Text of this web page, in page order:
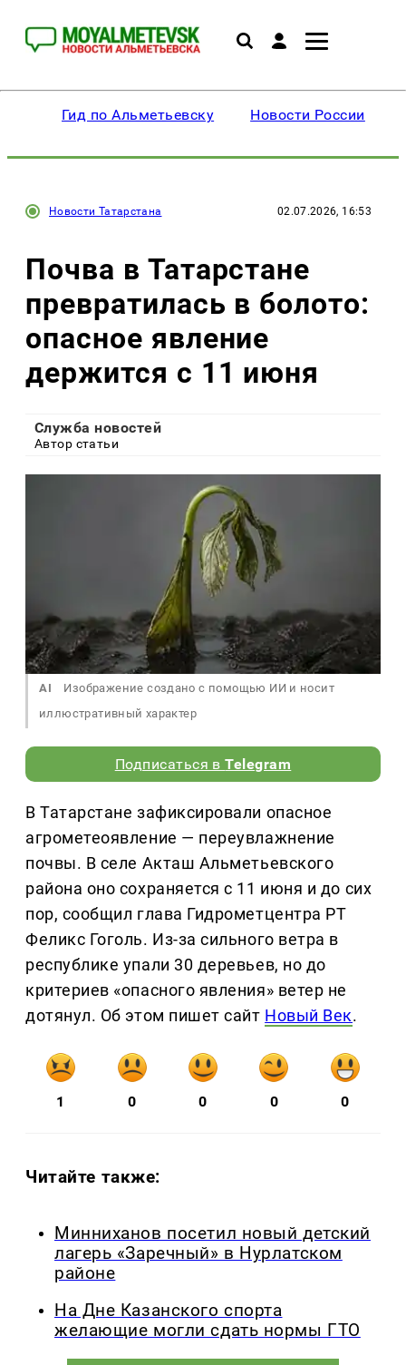
Гид по Альметьевску Новости России
Новости Татарстана 02.07.2026, 16:53
Почва в Татарстане
превратилась в болото:
опасное явление
держится с 11 июня
Служба новостей
Автор статьи
AI
Изображение создано с помощью ИИ и носит
иллюстративный характер
Подписаться вTelegram
В Татарстане зафиксировали опасное
агрометеоявление — переувлажнение
почвы. В селе Акташ Альметьевского
района оно сохраняется с 11 июня и до сих
пор, сообщил глава Гидрометцентра РТ
Феликс Гоголь. Из-за сильного ветра в
республике упали 30 деревьев, но до
критериев «опасного явления» ветер не
дотянул. Об этом пишет сайт Новый Век.
1 0 0 0 0
Читайте также:
Минниханов посетил новый детский
лагерь «Заречный» в Нурлатском
районе
На Дне Казанского спорта
желающие могли сдать нормы ГТО